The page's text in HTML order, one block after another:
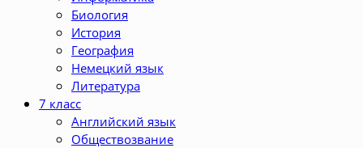
Биология
История
География
Немецкий язык
Литература
7 класс
Английский язык
Обществозвание